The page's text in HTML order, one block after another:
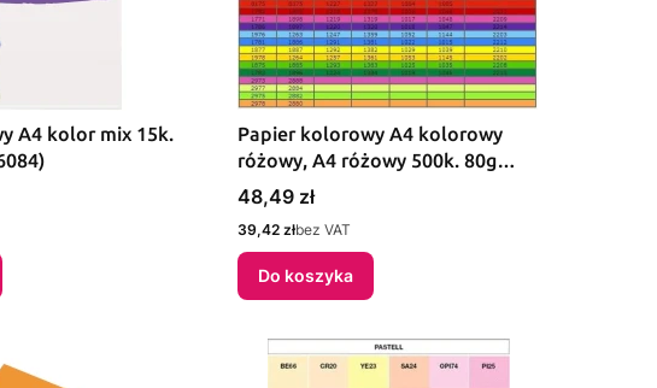
A4 kolor mix 15k.
Papier kolorowy A4 kolorowy
różowy, A4 różowy 500k. 80g
Trophee (xca41997)
Cena
48,49 zł
Cena
39,42 złbez VAT
Do koszyka